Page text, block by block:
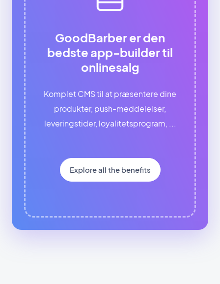
GoodBarber er den
bedste app-builder til
onlinesalg
Komplet CMS til at præsentere dine
produkter, push-meddelelser,
leveringstider, loyalitetsprogram, ...
Explore all the benefits